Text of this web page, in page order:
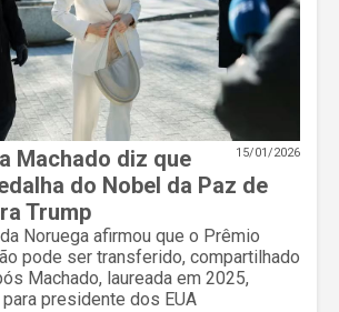
15/01/2026
Machado diz que
do Nobel da Paz de
Trump
Noruega afirmou que o Prêmio
pode ser transferido, compartilhado
Machado, laureada em 2025,
presidente dos EUA